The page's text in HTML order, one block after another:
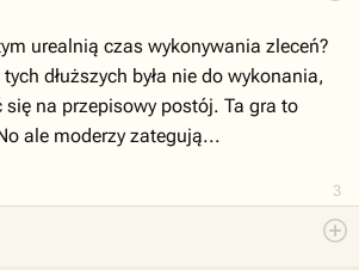
3
urealnią czas wykonywania zleceń?
dłuższych była nie do wykonania,
się na przepisowy postój. Ta gra to
ale moderzy zategują...